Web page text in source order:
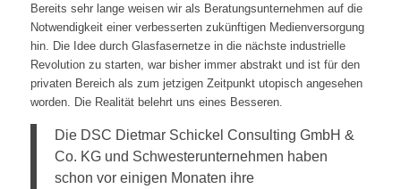
Bereits sehr lange weisen wir als Beratungsunternehmen auf die
Notwendigkeit einer verbesserten zukünftigen Medienversorgung
hin. Die Idee durch Glasfasernetze in die nächste industrielle
Revolution zu starten, war bisher immer abstrakt und ist für den
privaten Bereich als zum jetzigen Zeitpunkt utopisch angesehen
worden. Die Realität belehrt uns eines Besseren.
Die DSC Dietmar Schickel Consulting GmbH &
Co. KG und Schwesterunternehmen haben
schon vor einigen Monaten ihre